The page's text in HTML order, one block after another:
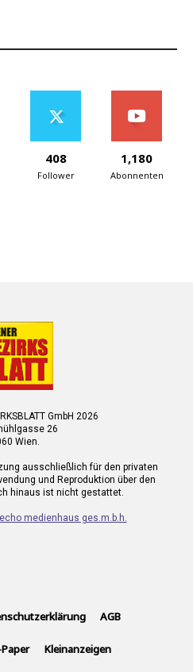
408
Follower
1,180
Abonnenten
GmbH 2026
26
Wien.
ausschließlich für den privaten
und Reproduktion über den
hinaus ist nicht gestattet.
echo medienhaus ges.m.b.h.
AGB
Kleinanzeigen